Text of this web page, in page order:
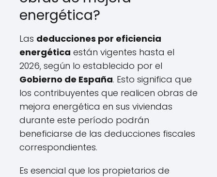
energética?
Las deducciones por eficiencia
energética están vigentes hasta el
2026, según lo establecido por el
Gobierno de España. Esto significa que
los contribuyentes que realicen obras de
mejora energética en sus viviendas
durante este período podrán
beneficiarse de las deducciones fiscales
correspondientes.
Es esencial que los propietarios de